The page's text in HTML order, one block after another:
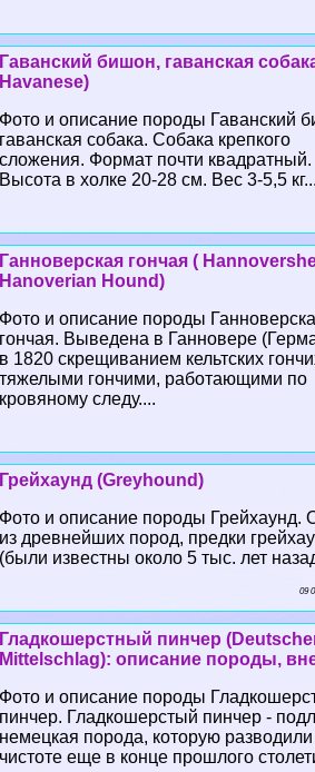
Гаванский бишон, гаванская
Havanese)
Фото и описание породы Гаванский
гаванская собака. Собака крепкого
сложения. Формат почти квадратный.
Высота в холке 20-28 см. Вес 3-5,5
Ганноверская гончая (
Hanoverian Hound)
Фото и описание породы
гончая. Выведена в Ганновере
в 1820 скрещиванием кельтских
тяжелыми гончими, работающими по
кровяному следу....
Грейхаунд (Greyhound)
Фото и описание породы Грейхаунд.
из древнейших пород, предки
(были известны около 5 тыс. лет
09
Гладкошерстный пинчер
Mittelschlag): описание породы,
Фото и описание породы
пинчер. Гладкошерстый пинчер -
немецкая порода, которую разводили
чистоте еще в конце прошлого